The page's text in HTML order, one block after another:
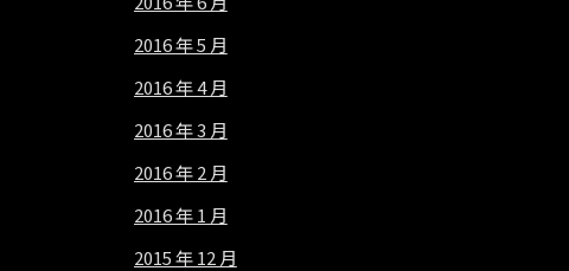
2016 年 5 月
2016 年 4 月
2016 年 3 月
2016 年 2 月
2016 年 1 月
2015 年 12 月